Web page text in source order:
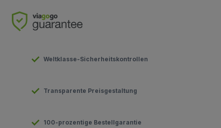
Weltklasse-Sicherheitskontrollen
Transparente Preisgestaltung
100-prozentige Bestellgarantie